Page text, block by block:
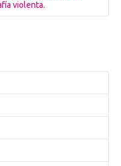
violenta.